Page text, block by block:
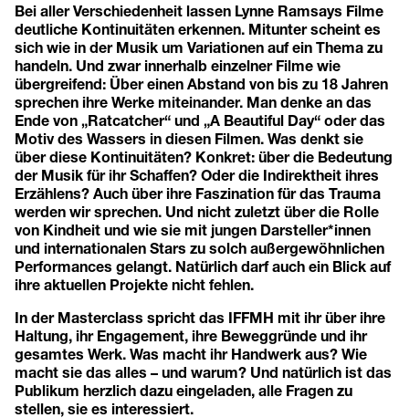
Bei aller Verschiedenheit lassen Lynne Ramsays Filme
deutliche Kontinuitäten erkennen. Mitunter scheint es
sich wie in der Musik um Variationen auf ein Thema zu
handeln. Und zwar innerhalb einzelner Filme wie
übergreifend: Über einen Abstand von bis zu 18 Jahren
sprechen ihre Werke miteinander. Man denke an das
Ende von „Ratcatcher“ und „A Beautiful Day“ oder das
Motiv des Wassers in diesen Filmen. Was denkt sie
über diese Kontinuitäten? Konkret: über die Bedeutung
der Musik für ihr Schaffen? Oder die Indirektheit ihres
Erzählens? Auch über ihre Faszination für das Trauma
werden wir sprechen. Und nicht zuletzt über die Rolle
von Kindheit und wie sie mit jungen Darsteller*innen
und internationalen Stars zu solch außergewöhnlichen
Performances gelangt. Natürlich darf auch ein Blick auf
ihre aktuellen Projekte nicht fehlen.
In der Masterclass spricht das IFFMH mit ihr über ihre
Haltung, ihr Engagement, ihre Beweggründe und ihr
gesamtes Werk. Was macht ihr Handwerk aus? Wie
macht sie das alles – und warum? Und natürlich ist das
Publikum herzlich dazu eingeladen, alle Fragen zu
stellen, sie es interessiert.